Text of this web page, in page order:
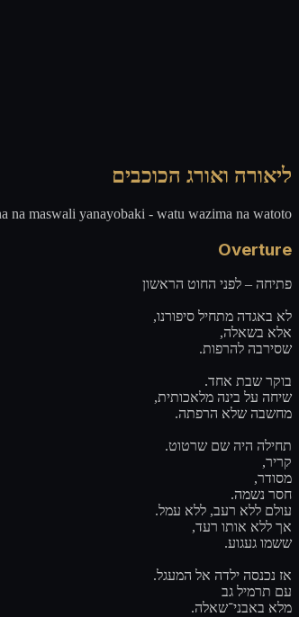
ליאורה ואורג הכוכבים
maswali yanayobaki - watu wazima na watoto.
Overture
פתיחה – לפני החוט הראשון
לא באגדה מתחיל סיפורנו,
אלא בשאלה,
שסירבה להרפות.
בוקר שבת אחד.
שיחה על בינה מלאכותית,
מחשבה שלא הרפתה.
תחילה היה שם שרטוט.
קריר,
מסודר,
חסר נשמה.
עולם ללא רעב, ללא עמל.
אך ללא אותו רעד,
ששמו געגוע.
אז נכנסה ילדה אל המעגל.
עם תרמיל גב
מלא באבני־שאלה.